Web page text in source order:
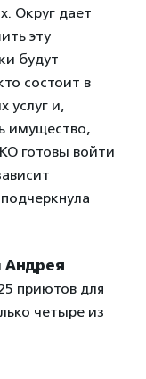
Округ дает
эту
будут
состоит в
услуг и,
имущество,
готовы войти
Андрея
приютов для
четыре из